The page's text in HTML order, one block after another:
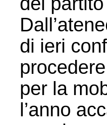
di ieri
per la
l’anno